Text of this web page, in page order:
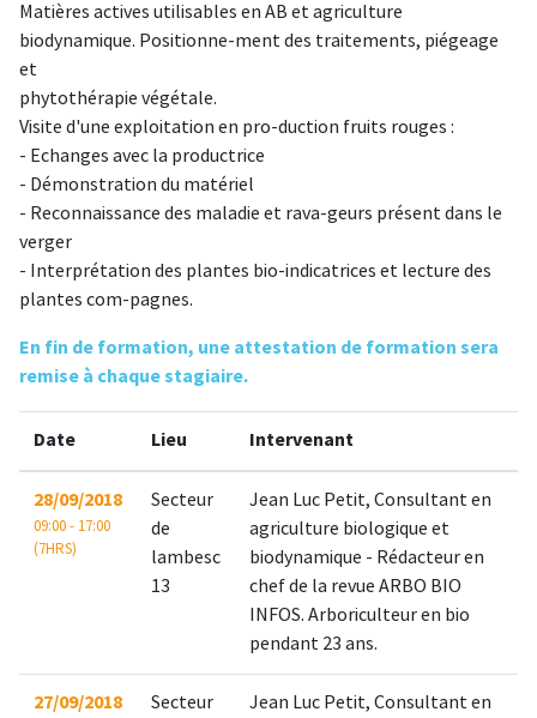
Matières actives utilisables en AB et agriculture
biodynamique. Positionne-ment des traitements, piégeage
et
phytothérapie végétale.
Visite d'une exploitation en pro-duction fruits rouges :
- Echanges avec la productrice
- Démonstration du matériel
- Reconnaissance des maladie et rava-geurs présent dans le
verger
- Interprétation des plantes bio-indicatrices et lecture des
plantes com-pagnes.
En fin de formation, une attestation de formation sera
remise à chaque stagiaire.
Date Lieu Intervenant
28/09/2018
09:00 - 17:00
(7HRS)
Secteur
de
lambesc
13
Jean Luc Petit, Consultant en
agriculture biologique et
biodynamique - Rédacteur en
chef de la revue ARBO BIO
INFOS. Arboriculteur en bio
pendant 23 ans.
27/09/2018
Secteur
Jean Luc Petit, Consultant en